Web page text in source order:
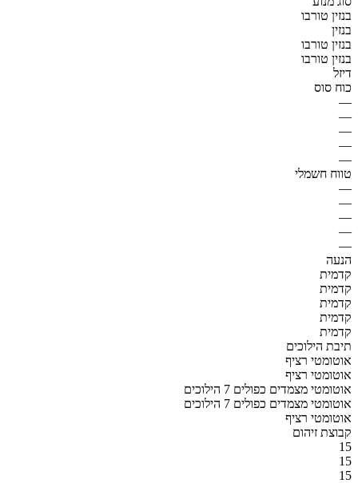
בנזין טורבו
בנזין
בנזין טורבו
בנזין טורבו
דיזל
כוח סוס
—
—
—
—
—
טווח חשמלי
—
—
—
—
—
הנעה
קדמית
קדמית
קדמית
קדמית
קדמית
תיבת הילוכים
אוטומטי רציף
אוטומטי רציף
אוטומטי מצמדים כפולים 7 הילוכים
אוטומטי מצמדים כפולים 7 הילוכים
אוטומטי רציף
קבוצת זיהום
15
15
15